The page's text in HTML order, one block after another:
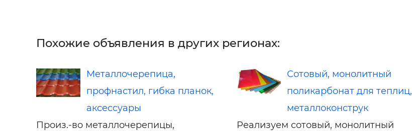
Похожие объявления в других регионах:
Металлочерепица,
профнастил, гибка планок,
аксессуары
Произ.-во металлочерепицы,
Сотовый, монолитный
поликарбонат для теплиц,
металлоконструк
Реализуем сотовый, монолитный